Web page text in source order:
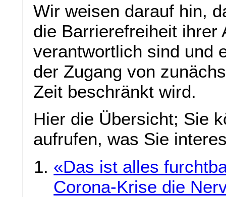
Wir weisen darauf hin,
die Barrierefreiheit ihrer
verantwortlich sind und
der Zugang von
Zeit beschränkt wird.
Hier die Übersicht; Sie
aufrufen, was Sie
«Das ist alles
Corona-Krise die